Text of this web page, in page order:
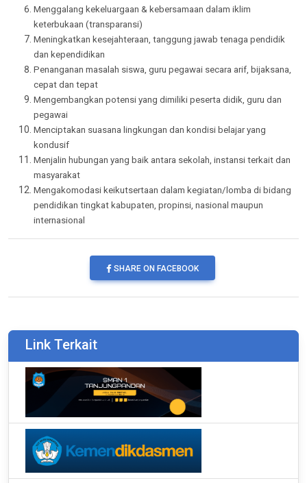
Menggalang kekeluargaan & kebersamaan dalam iklim
keterbukaan (transparansi)
Meningkatkan kesejahteraan, tanggung jawab tenaga pendidik
dan kependidikan
Penanganan masalah siswa, guru pegawai secara arif, bijaksana,
cepat dan tepat
Mengembangkan potensi yang dimiliki peserta didik, guru dan
pegawai
Menciptakan suasana lingkungan dan kondisi belajar yang
kondusif
Menjalin hubungan yang baik antara sekolah, instansi terkait dan
masyarakat
Mengakomodasi keikutsertaan dalam kegiatan/lomba di bidang
pendidikan tingkat kabupaten, propinsi, nasional maupun
internasional
SHARE ON FACEBOOK
Link Terkait